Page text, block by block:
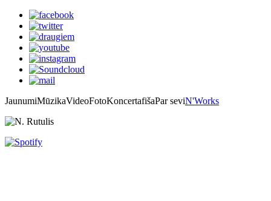
JaunumiMūzikaVideoFotoKoncertafišaPar seviN'Works